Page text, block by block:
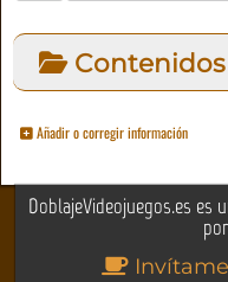
Contenidos
Añadir o corregir información
DoblajeVideojuegos.es es
por